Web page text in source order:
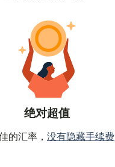
绝对超值
的汇率， 没有隐藏手续费